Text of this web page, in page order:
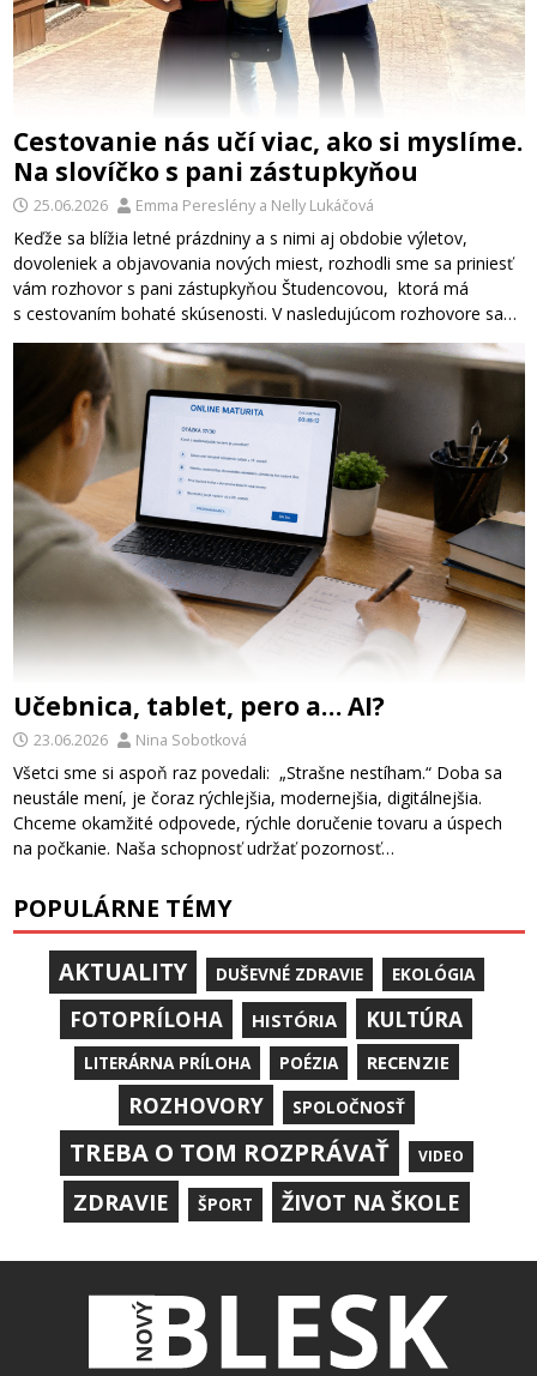
Cestovanie nás učí viac, ako si myslíme.
Na slovíčko s pani zástupkyňou
25.06.2026 Emma Pereslénya Nelly Lukáčová
Keďže sa blížia letné prázdniny a s nimi aj obdobie výletov,
dovoleniek a objavovania nových miest, rozhodli sme sa priniesť
vám rozhovor s pani zástupkyňou Študencovou, ktorá má
s cestovaním bohaté skúsenosti. V nasledujúcom rozhovore sa…
Učebnica, tablet, pero a… AI?
23.06.2026 Nina Sobotková
Všetci sme si aspoň raz povedali: „Strašne nestíham.“ Doba sa
neustále mení, je čoraz rýchlejšia, modernejšia, digitálnejšia.
Chceme okamžité odpovede, rýchle doručenie tovaru a úspech
na počkanie. Naša schopnosť udržať pozornosť…
POPULÁRNE TÉMY
AKTUALITY DUŠEVNÉ ZDRAVIE EKOLÓGIA
FOTOPRÍLOHA HISTÓRIA KULTÚRA
LITERÁRNA PRÍLOHA POÉZIA RECENZIE
ROZHOVORY SPOLOČNOSŤ
TREBA O TOM ROZPRÁVAŤ VIDEO
ZDRAVIE ŠPORT ŽIVOT NA ŠKOLE